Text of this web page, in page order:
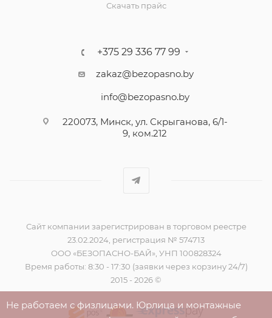
Скачать прайс
+375 29 336 77 99
zakaz@bezopasno.by
info@bezopasno.by
220073, Минск, ул. Скрыганова, 6/1-
9, ком.212
Сайт компании зарегистрирован в торговом реестре
23.02.2024, регистрация № 574713
ООО «БЕЗОПАСНО-БАЙ», УНП 100828324
Время работы: 8:30 - 17:30 (заявки через корзину 24/7)
2015 - 2026 ©
Не работаем с физлицами. Юрлица и монтажные